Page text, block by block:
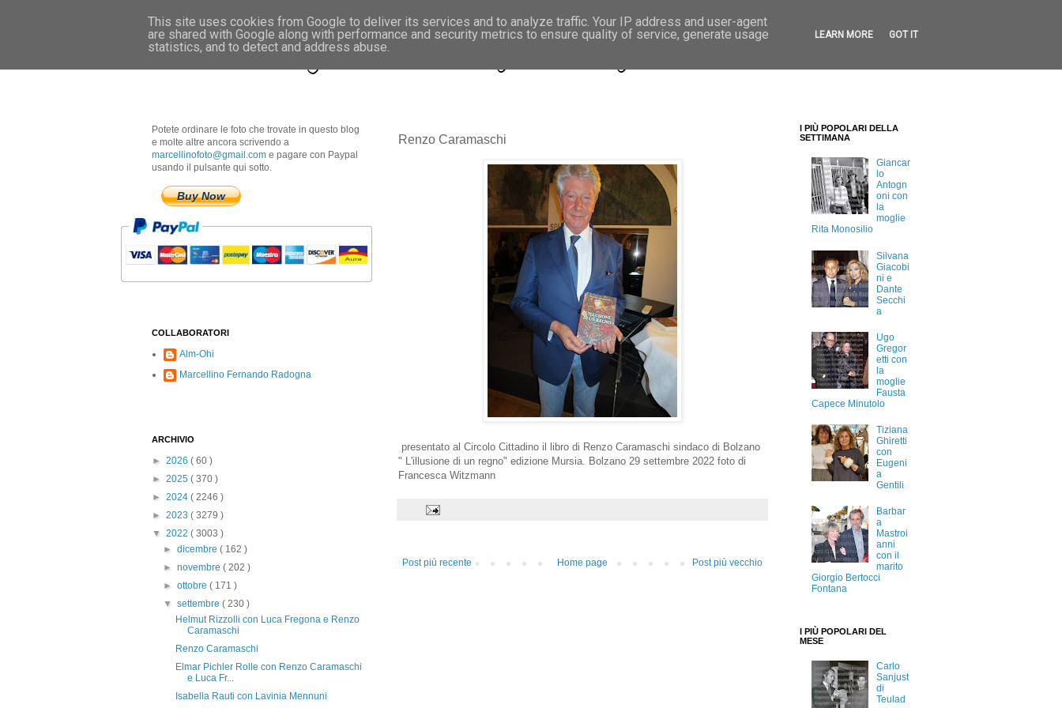
Marcellino Radogna - Fotonotizie per la stampa
Renzo Caramaschi
presentato al Circolo Cittadino il libro di Renzo Caramaschi sindaco di Bolzano
" L'illusione di un regno" edizione Mursia. Bolzano 29 settembre 2022 foto di
Francesca Witzmann
Post più recente Post più vecchio
Home page
Potete ordinare le foto che trovate in questo blog
e molte altre ancora scrivendo a
marcellinofoto@gmail.com e pagare con Paypal
usando il pulsante qui sotto.
Buy Now
COLLABORATORI
Alm-Ohi
Marcellino Fernando Radogna
ARCHIVIO
► 2026 ( 60 )
► 2025 ( 370 )
► 2024 ( 2246 )
► 2023 ( 3279 )
▼ 2022 ( 3003 )
►dicembre( 162 )
►novembre( 202 )
►ottobre( 171 )
▼settembre( 230 )
Helmut Rizzolli con Luca Fregona e Renzo
Caramaschi
Renzo Caramaschi
Elmar Pichler Rolle con Renzo Caramaschi
e Luca Fr...
Isabella Rauti con Lavinia Mennuni
I PIÙ POPOLARI DELLA
SETTIMANA
Giancar
lo
Antogn
oni con
la
moglie
Rita Monosilio
Silvana
Giacobi
ni e
Dante
Secchi
a
Ugo
Gregor
etti con
la
moglie
Fausta
Capece Minutolo
Tiziana
Ghiretti
con
Eugeni
a
Gentili
Barbar
a
Mastroi
anni
con il
marito
Giorgio Bertocci
Fontana
I PIÙ POPOLARI DEL
MESE
Carlo
Sanjust
di
Teulad
This site uses cookies from Google to deliver its services and to analyze traffic. Your IP address and user-agent
are shared with Google along with performance and security metrics to ensure quality of service, generate usage
statistics, and to detect and address abuse.
LEARN MORE GOT IT